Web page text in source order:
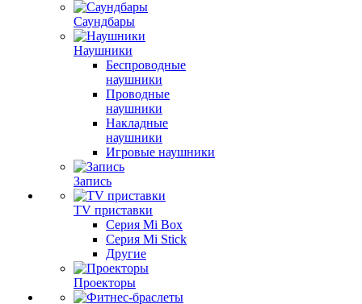
Саундбары
Наушники
Беспроводные
наушники
Проводные
наушники
Накладные
наушники
Игровые наушники
Запись
TV приставки
Серия Mi Box
Серия Mi Stick
Другие
Проекторы